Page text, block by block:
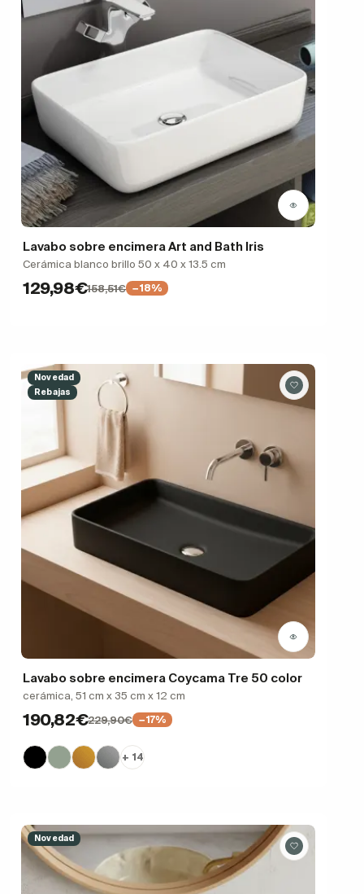
Lavabo sobre encimera Art and Bath Iris
Cerámica blanco brillo 50 x 40 x 13.5 cm
129,98€158,51€ −18%
Novedad
Rebajas
Lavabo sobre encimera Coycama Tre 50 color
cerámica, 51 cm x 35 cm x 12 cm
190,82€229,90€ −17%
+ 14
Novedad